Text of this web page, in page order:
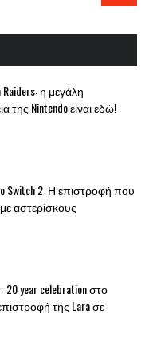
Raiders: η μεγάλη
της Nintendo είναι εδώ!
Switch 2: Η επιστροφή που
αστερίσκους
20 year celebration στο
της Lara σε